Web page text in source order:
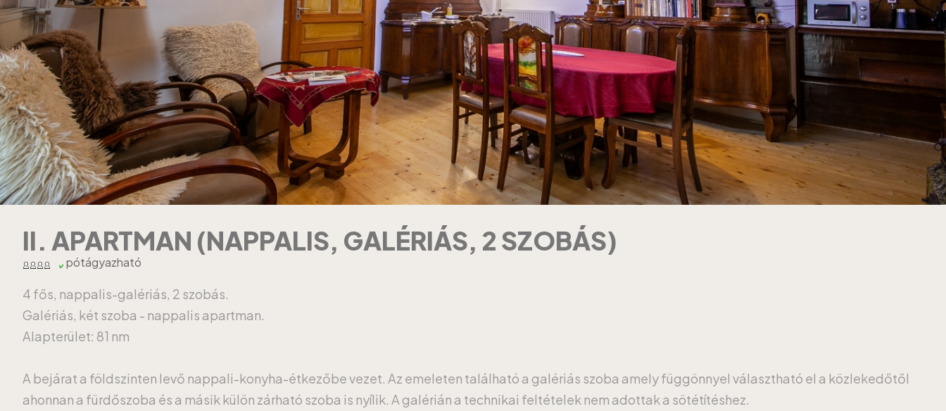
II. APARTMAN (NAPPALIS, GALÉRIÁS, 2 SZOBÁS)
pótágyazható
4 fős, nappalis-galériás, 2 szobás.
Galériás, két szoba - nappalis apartman.
Alapterület: 81 nm
A bejárat a földszinten levő nappali-konyha-étkezőbe vezet. Az emeleten található a galériás szoba amely függönnyel választható el a közlekedőtől
ahonnan a fürdőszoba és a másik külön zárható szoba is nyílik. A galérián a technikai feltételek nem adottak a sötétítéshez.